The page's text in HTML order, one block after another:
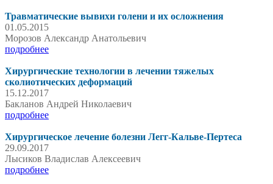
Травматические вывихи голени и их осложнения
01.05.2015
Морозов Александр Анатольевич
подробнее
Хирургические технологии в лечении тяжелых
сколиотических деформаций
15.12.2017
Бакланов Андрей Николаевич
подробнее
Хирургическое лечение болезни Легг-Кальве-Пертеса
29.09.2017
Лысиков Владислав Алексеевич
подробнее